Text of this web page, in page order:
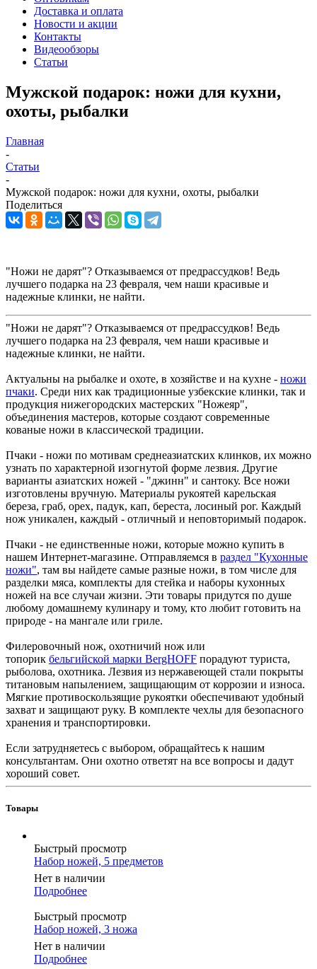
Доставка и оплата
Новости и акции
Контакты
Видеообзоры
Статьи
Мужской подарок: ножи для кухни,
охоты, рыбалки
Главная
-
Статьи
-
Мужской подарок: ножи для кухни, охоты, рыбалки
Поделиться
"Ножи не дарят"? Отказываемся от предрассудков! Ведь
лучшего подарка на 23 февраля, чем наши красивые и
надежные клинки, не найти.
"Ножи не дарят"? Отказываемся от предрассудков! Ведь
лучшего подарка на 23 февраля, чем наши красивые и
надежные клинки, не найти.
Актуальны на рыбалке и охоте, в хозяйстве и на кухне - ножи
пчаки. Среди них как традиционные узбекские клинки, так и
продукция нижегородских мастерских "Ножеяр",
объединения мастеров, которые создают современные
кованые ножи в классической традиции.
Пчаки - ножи по мотивам среднеазиатских клинков, их можно
узнать по характерной изогнутой форме лезвия. Другие
варианты азиатских ножей - "джинн" и сантоку. Все ножи
изготовлены вручную. Материалы рукоятей карельская
береза, граб, орех, падук, кап, береста, лосиный рог. Каждый
нож уникален, каждый - отличный и неповторимый подарок.
Пчаки - не единственные ножи, которые можно купить в
нашем Интернет-магазине. Отправляемся в раздел "Кухонные
ножи", там вы найдете самые разные ножи, в том числе для
разделки мяса, комплекты для стейка и наборы кухонных
ножей на все случаи жизни. Эти товары придутся по душе
любому домашнему кулинару и тому, кто любит готовить на
природе - на мангале или гриле.
Филеровочный нож, охотничий нож или
топорик бельгийской марки BergHOFF порадуют туриста,
рыболова, охотника. Лезвия из нержавеющей стали покрыты
титановым напылением, защищающим от коррозии и износа.
Мягкие противоскользящие рукоятки обеспечивают удобный
захват и защищают руку. В комплекте чехлы для безопасного
хранения и транспортировки.
Если затрудняетесь с выбором, обращайтесь к нашим
консультантам. Они охотно ответят на все вопросы и дадут
хороший совет.
Товары
Быстрый просмотр
Набор ножей, 5 предметов
Нет в наличии
Подробнее
Быстрый просмотр
Набор ножей, 3 ножа
Нет в наличии
Подробнее